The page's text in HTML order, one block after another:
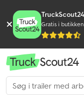
TruckScout24
Gratis i butikken